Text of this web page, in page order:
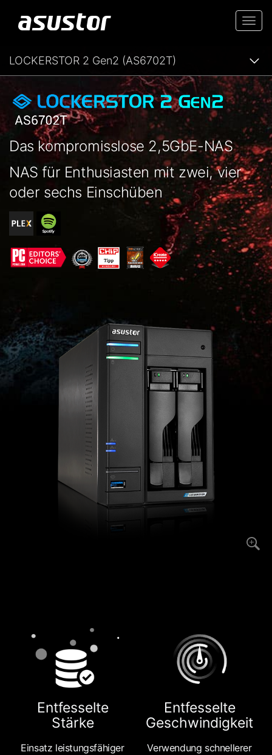
LOCKERSTOR 2 Gen2 (AS6702T)
Das kompromisslose 2,5GbE-NAS
NAS für Enthusiasten mit zwei, vier
oder sechs Einschüben
Entfesselte
Stärke
Einsatz leistungsfähiger
Entfesselte
Geschwindigkeit
Verwendung schnellerer